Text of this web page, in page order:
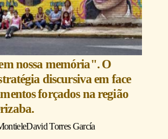
nossa memória". O
discursiva em face
forçados na região
eDavid Torres García